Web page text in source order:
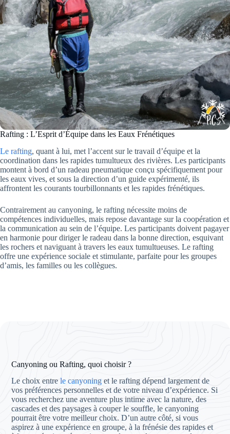
Rafting : L’Esprit d’Équipe dans les Eaux Frénétiques
Le rafting, quant à lui, met l’accent sur le travail d’équipe et la
coordination dans les rapides tumultueux des rivières. Les participants
montent à bord d’un radeau pneumatique conçu spécifiquement pour
les eaux vives, et sous la direction d’un guide expérimenté, ils
affrontent les courants tourbillonnants et les rapides frénétiques.
Contrairement au canyoning, le rafting nécessite moins de
compétences individuelles, mais repose davantage sur la coopération et
la communication au sein de l’équipe. Les participants doivent pagayer
en harmonie pour diriger le radeau dans la bonne direction, esquivant
les rochers et naviguant à travers les eaux tumultueuses. Le rafting
offre une expérience sociale et stimulante, parfaite pour les groupes
d’amis, les familles ou les collègues.
Canyoning ou Rafting, quoi choisir ?
Le choix entre le canyoning et le rafting dépend largement de
vos préférences personnelles et de votre niveau d’expérience. Si
vous recherchez une aventure plus intime avec la nature, des
cascades et des paysages à couper le souffle, le canyoning
pourrait être votre meilleur choix. D’un autre côté, si vous
aspirez à une expérience en groupe, à la frénésie des rapides et